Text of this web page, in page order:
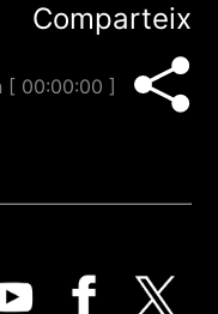
Comparteix
[ 00:00:00 ]